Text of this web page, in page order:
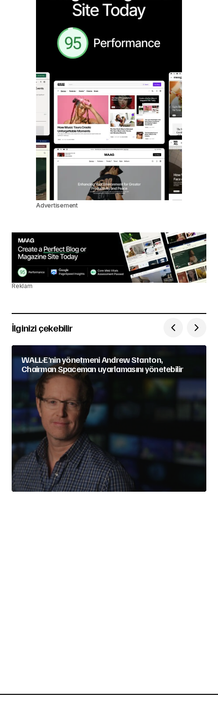
Advertisement
Reklam
İlginizi çekebilir
WALL·E’nin yönetmeni Andrew Stanton,
Chairman Spaceman uyarlamasını yönetebilir